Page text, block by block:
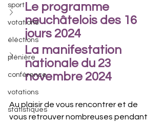
sport
votations
éléctions
plénière
conférence
votations
statistiques
Le programme
neuchâtelois des 16
jours 2024
La manifestation
nationale du 23
novembre 2024
Au plaisir de vous rencontrer et de
vous retrouver nombreuses pendant